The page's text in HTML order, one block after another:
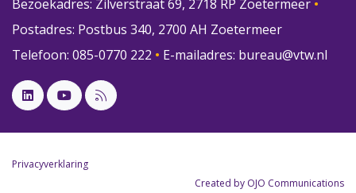
Bezoekadres: Zilverstraat 69, 2718 RP Zoetermeer •
Postadres: Postbus 340, 2700 AH Zoetermeer
Telefoon: 085-0770 222 • E-mailadres: bureau@vtw.nl
Privacyverklaring
Created by OJO Communications